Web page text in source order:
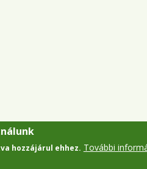
hozzájárul ehhez. További